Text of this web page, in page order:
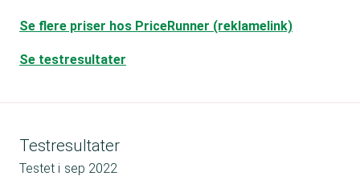
Se flere priser hos PriceRunner (reklamelink)
Se testresultater
Testresultater
Testet i sep 2022